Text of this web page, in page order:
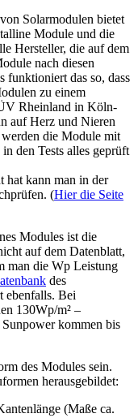
Solarmodulen bietet
Module und die
Hersteller, die auf dem
nach diesen
funktioniert das so, dass
zu einem
Rheinland in Köln-
auf Herz und Nieren
werden die Module mit
den Tests alles geprüft
hat kann man in der
(Hier die Seite
Modules ist die
auf dem Datenblatt,
man die Wp Leistung
des
ebenfalls. Bei
130Wp/m² –
kommen bis
des Modules sein.
herausgebildet:
(Maße ca.